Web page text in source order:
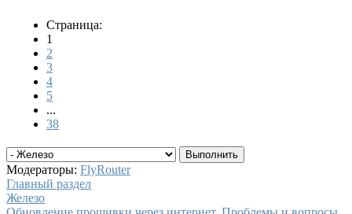
Страница:
1
2
3
4
5
...
38
Модераторы: FlyRouter
Главный раздел
Железо